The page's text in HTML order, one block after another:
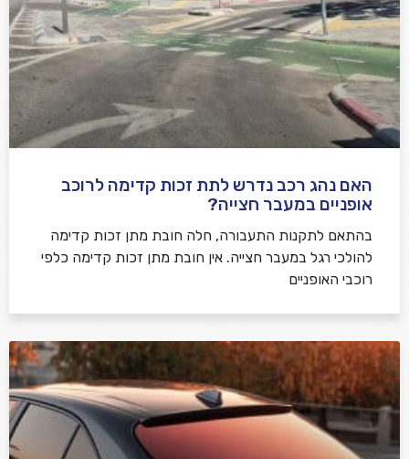
למדיניות הפרטיות
שלח משוב
האם נהג רכב נדרש לתת זכות קדימה לרוכב
אופניים במעבר חצייה?
בהתאם לתקנות התעבורה, חלה חובת מתן זכות קדימה
להולכי רגל במעבר חצייה. אין חובת מתן זכות קדימה כלפי
רוכבי האופניים